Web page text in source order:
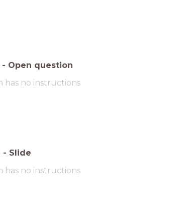
- Open question
has no instructions
- Slide
has no instructions